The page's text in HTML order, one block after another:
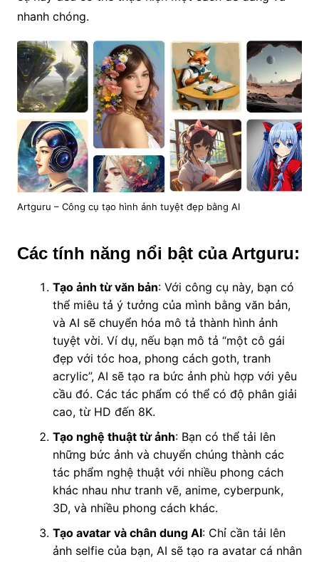
nhanh chóng.
Artguru – Công cụ tạo hình ảnh tuyệt đẹp bằng AI
Các tính năng nổi bật của Artguru:
Tạo ảnh từ văn bản: Với công cụ này, bạn có
thể miêu tả ý tưởng của mình bằng văn bản,
và AI sẽ chuyển hóa mô tả thành hình ảnh
tuyệt vời. Ví dụ, nếu bạn mô tả “một cô gái
đẹp với tóc hoa, phong cách goth, tranh
acrylic”, AI sẽ tạo ra bức ảnh phù hợp với yêu
cầu đó. Các tác phẩm có thể có độ phân giải
cao, từ HD đến 8K.
Tạo nghệ thuật từ ảnh: Bạn có thể tải lên
những bức ảnh và chuyển chúng thành các
tác phẩm nghệ thuật với nhiều phong cách
khác nhau như tranh vẽ, anime, cyberpunk,
3D, và nhiều phong cách khác.
Tạo avatar và chân dung AI: Chỉ cần tải lên
ảnh selfie của bạn, AI sẽ tạo ra avatar cá nhân